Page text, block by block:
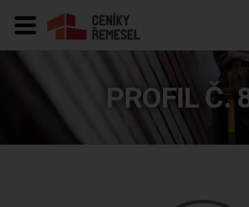
PROFIL Č.